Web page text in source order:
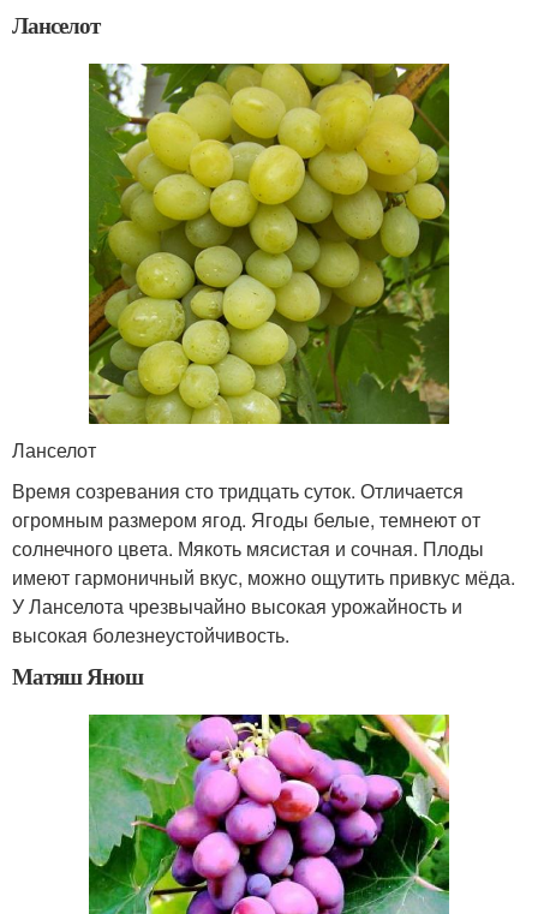
Ланселот
Ланселот
Время созревания сто тридцать суток. Отличается
огромным размером ягод. Ягоды белые, темнеют от
солнечного цвета. Мякоть мясистая и сочная. Плоды
имеют гармоничный вкус, можно ощутить привкус мёда.
У Ланселота чрезвычайно высокая урожайность и
высокая болезнеустойчивость.
Матяш Янош